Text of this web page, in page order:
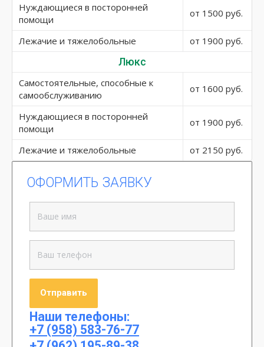
Нуждающиеся в посторонней
помощи
от 1500 руб.
Лежачие и тяжелобольные от 1900 руб.
Люкс
Самостоятельные, способные к
самообслуживанию
от 1600 руб.
Нуждающиеся в посторонней
помощи
от 1900 руб.
Лежачие и тяжелобольные от 2150 руб.
ОФОРМИТЬ ЗАЯВКУ
Наши телефоны:
+7 (958) 583-76-77